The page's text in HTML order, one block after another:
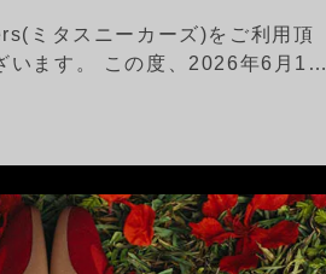
ミタスニーカーズ)をご利用頂
います。 この度、2026年6月1…